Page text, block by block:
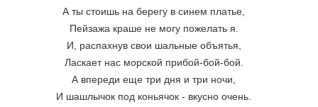
А ты стоишь на берегу в синем платье,
Пейзажа краше не могу пожелать я.
И, распахнув свои шальные объятья,
Ласкает нас морской прибой-бой-бой.
А впереди еще три дня и три ночи,
И шашлычок под коньячок - вкусно очень.